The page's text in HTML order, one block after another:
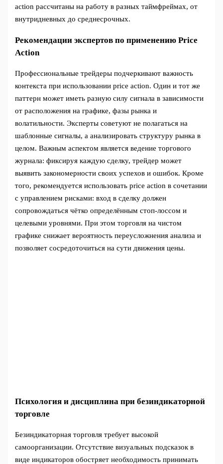
action рассчитаны на работу в разных таймфреймах, от
внутридневных до среднесрочных.
Рекомендации экспертов по применению Price
Action
Профессиональные трейдеры подчеркивают важность
контекста при использовании price action. Один и тот же
паттерн может иметь разную силу сигнала в зависимости
от расположения на графике, фазы рынка и
волатильности. Эксперты советуют не полагаться на
шаблонные сигналы, а анализировать структуру рынка в
целом. Важным аспектом является ведение торгового
журнала: фиксируя каждую сделку, трейдер может
выявить закономерности своих успехов и ошибок. Кроме
того, рекомендуется использовать price action в сочетании
с управлением рисками: вход в сделку должен
сопровождаться чётко определённым стоп-лоссом и
целевыми уровнями. При этом торговля на чистом
графике снижает вероятность переусложнения анализа и
позволяет сосредоточиться на сути движения цены.
Психология и дисциплина при безиндикаторной
торговле
Безиндикаторная торговля требует высокой
самоорганизации. Отсутствие визуальных подсказок в
виде индикаторов обостряет необходимость принимать